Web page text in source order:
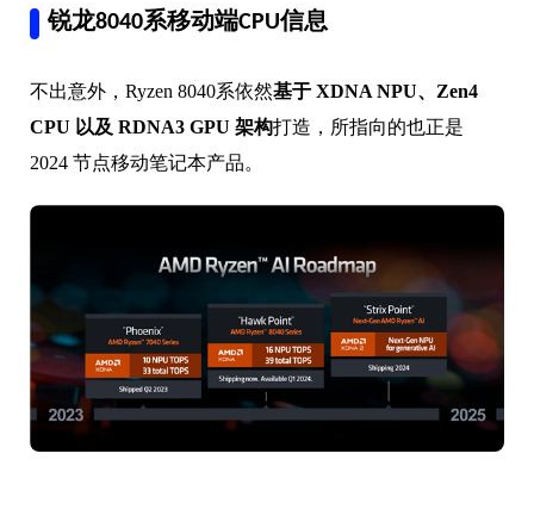
锐龙8040系移动端CPU信息
不出意外，Ryzen 8040系依然基于 XDNA NPU、Zen4
CPU 以及 RDNA3 GPU 架构打造，所指向的也正是
2024 节点移动笔记本产品。